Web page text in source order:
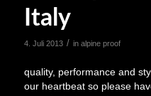
Italy
4. Juli 2013 / in alpine proof
quality, performance and
our heartbeat so please